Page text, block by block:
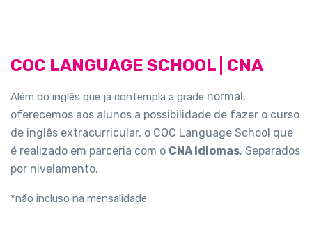
COC LANGUAGE SCHOOL | CNA
Além do inglês que já contempla a grade normal,
oferecemos aos alunos a possibilidade de fazer o curso
de inglês extracurricular, o COC Language School que
é realizado em parceria com o CNA Idiomas. Separados
por nivelamento.
*não incluso na mensalidade